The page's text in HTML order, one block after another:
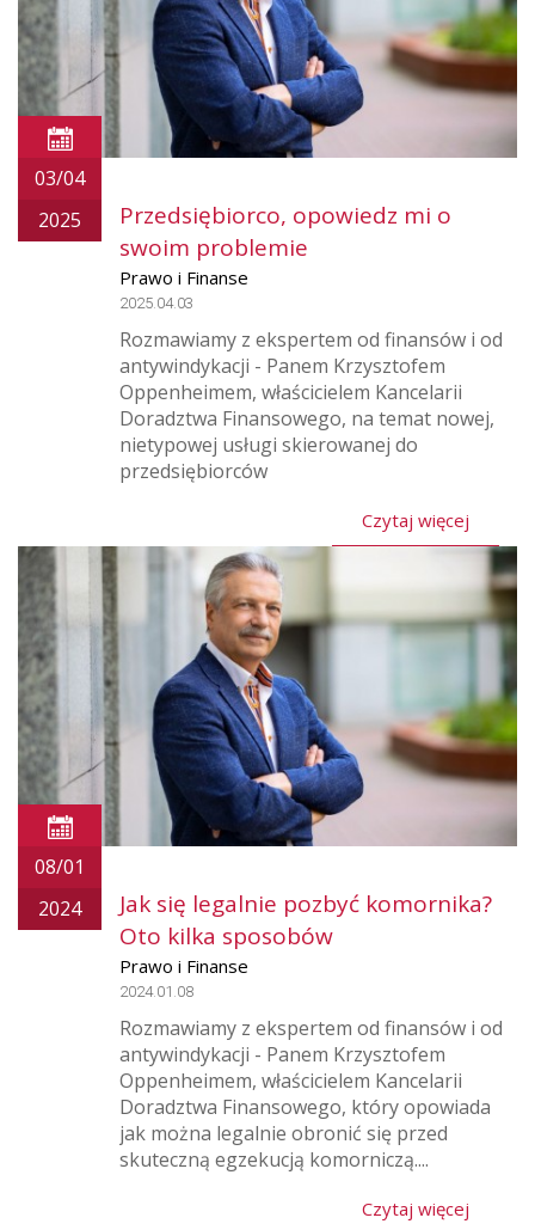
03/04
2025
Przedsiębiorco, opowiedz mi o
swoim problemie
Prawo i Finanse
2025.04.03
Rozmawiamy z ekspertem od finansów i od
antywindykacji - Panem Krzysztofem
Oppenheimem, właścicielem Kancelarii
Doradztwa Finansowego, na temat nowej,
nietypowej usługi skierowanej do
przedsiębiorców
Czytaj więcej
08/01
2024
Jak się legalnie pozbyć komornika?
Oto kilka sposobów
Prawo i Finanse
2024.01.08
Rozmawiamy z ekspertem od finansów i od
antywindykacji - Panem Krzysztofem
Oppenheimem, właścicielem Kancelarii
Doradztwa Finansowego, który opowiada
jak można legalnie obronić się przed
skuteczną egzekucją komorniczą....
Czytaj więcej